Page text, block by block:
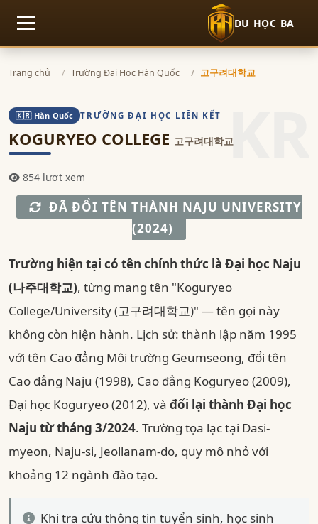
Mở menu DU HỌC BA
Trang chủ Trường Đại Học Hàn Quốc 고구려대학교
KR
🇰🇷 Hàn Quốc TRƯỜNG ĐẠI HỌC LIÊN KẾT
KOGURYEO COLLEGE 고구려대학교
854 lượt xem
ĐÃ ĐỔI TÊN THÀNH NAJU UNIVERSITY
(2024)
Trường hiện tại có tên chính thức là Đại học Naju
(나주대학교), từng mang tên "Koguryeo
College/University (고구려대학교)" — tên gọi này
không còn hiện hành. Lịch sử: thành lập năm 1995
với tên Cao đẳng Môi trường Geumseong, đổi tên
Cao đẳng Naju (1998), Cao đẳng Koguryeo (2009),
Đại học Koguryeo (2012), và đổi lại thành Đại học
Naju từ tháng 3/2024. Trường tọa lạc tại Dasi-
myeon, Naju-si, Jeollanam-do, quy mô nhỏ với
khoảng 12 ngành đào tạo.
Khi tra cứu thông tin tuyển sinh, học sinh